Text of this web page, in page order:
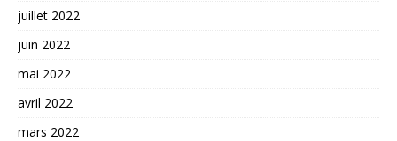
juillet 2022
juin 2022
mai 2022
avril 2022
mars 2022